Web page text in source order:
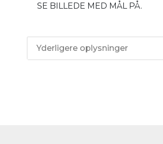
SE BILLEDE MED MÅL PÅ.
Yderligere oplysninger